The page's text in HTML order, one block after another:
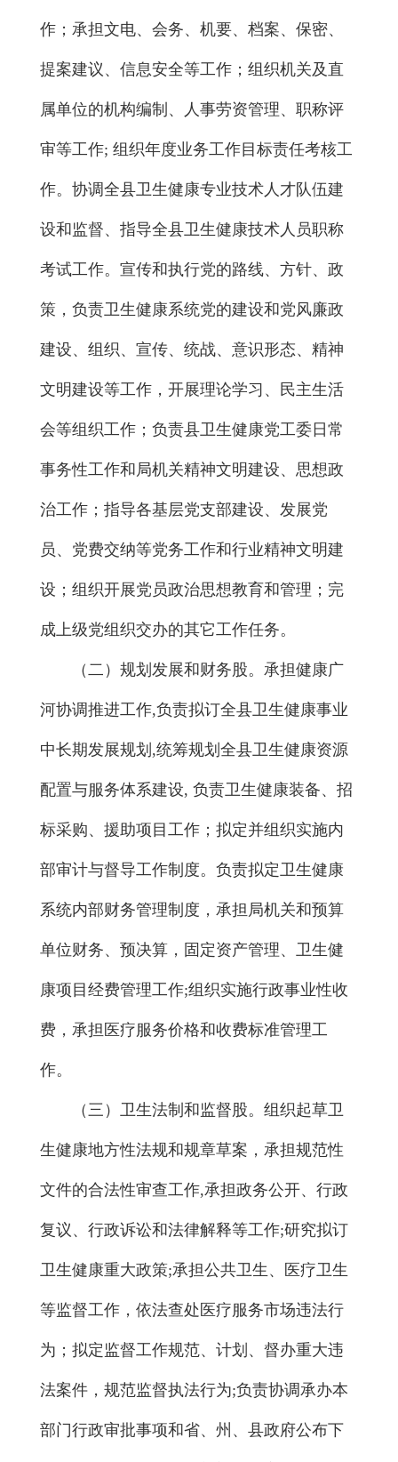
作；承担文电、会务、机要、档案、保密、
提案建议、信息安全等工作；组织机关及直
属单位的机构编制、人事劳资管理、职称评
审等工作; 组织年度业务工作目标责任考核工
作。协调全县卫生健康专业技术人才队伍建
设和监督、指导全县卫生健康技术人员职称
考试工作。宣传和执行党的路线、方针、政
策，负责卫生健康系统党的建设和党风廉政
建设、组织、宣传、统战、意识形态、精神
文明建设等工作，开展理论学习、民主生活
会等组织工作；负责县卫生健康党工委日常
事务性工作和局机关精神文明建设、思想政
治工作；指导各基层党支部建设、发展党
员、党费交纳等党务工作和行业精神文明建
设；组织开展党员政治思想教育和管理；完
成上级党组织交办的其它工作任务。
（二）规划发展和财务股。承担健康广
河协调推进工作,负责拟订全县卫生健康事业
中长期发展规划,统筹规划全县卫生健康资源
配置与服务体系建设, 负责卫生健康装备、招
标采购、援助项目工作；拟定并组织实施内
部审计与督导工作制度。负责拟定卫生健康
系统内部财务管理制度，承担局机关和预算
单位财务、预决算，固定资产管理、卫生健
康项目经费管理工作;组织实施行政事业性收
费，承担医疗服务价格和收费标准管理工
作。
（三）卫生法制和监督股。组织起草卫
生健康地方性法规和规章草案，承担规范性
文件的合法性审查工作,承担政务公开、行政
复议、行政诉讼和法律解释等工作;研究拟订
卫生健康重大政策;承担公共卫生、医疗卫生
等监督工作，依法查处医疗服务市场违法行
为；拟定监督工作规范、计划、督办重大违
法案件，规范监督执法行为;负责协调承办本
部门行政审批事项和省、州、县政府公布下